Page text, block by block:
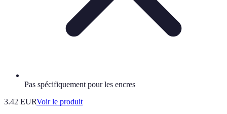
Pas spécifiquement pour les encres
3.42 EURVoir le produit